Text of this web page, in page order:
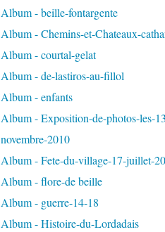
Album - beille-fontargente
Album - Chemins-et-Chateaux-
Album - courtal-gelat
Album - de-lastiros-au-fillol
Album - enfants
Album - Exposition-de-photos-les-
novembre-2010
Album - Fete-du-village-17-juillet-
Album - flore-de beille
Album - guerre-14-18
Album - Histoire-du-Lordadais